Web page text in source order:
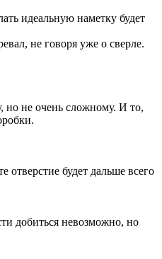
идеальную наметку будет
не говоря уже о сверле.
но не очень сложному. И то,
будет дальше всего
добиться невозможно, но